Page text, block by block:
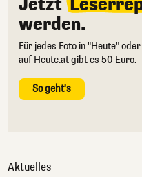
werden.
Für jedes Foto in "Heute"
auf Heute.at gibt es 50 Euro.
So geht's
Aktuelles